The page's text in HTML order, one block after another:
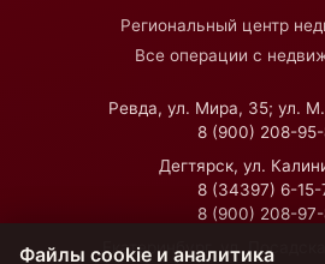
Региональный центр
Все операции с
Ревда, ул. Мира, 35; ул. М.
8 (900) 208-
Дегтярск, ул.
8 (34397) 6-15-
8 (900) 208-
Екатеринбург, ул.
Файлы cookie и аналитика